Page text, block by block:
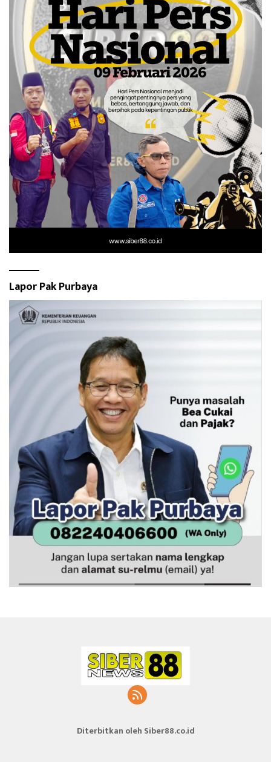
Lapor Pak Purbaya
Diterbitkan oleh Siber88.co.id